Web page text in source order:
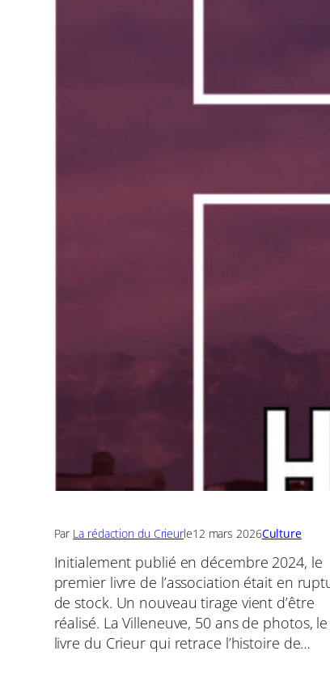
Par La rédaction du Crieurle12 mars 2026Culture
Initialement publié en décembre 2024, le
premier livre de l’association était en
de stock. Un nouveau tirage vient d’être
réalisé. La Villeneuve, 50 ans de photos, le
livre du Crieur qui retrace l’histoire de…